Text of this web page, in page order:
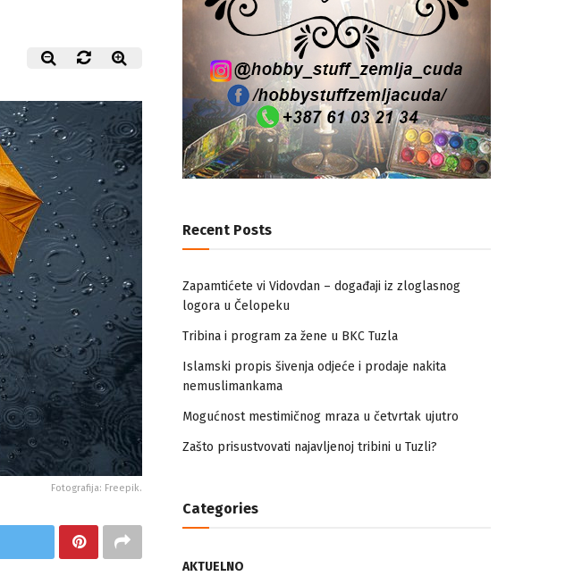
Fotografija: Freepik.
Recent Posts
Zapamtićete vi Vidovdan – događaji iz zloglasnog
logora u Čelopeku
Tribina i program za žene u BKC Tuzla
Islamski propis šivenja odjeće i prodaje nakita
nemuslimankama
Mogućnost mestimičnog mraza u četvrtak ujutro
Zašto prisustvovati najavljenoj tribini u Tuzli?
Categories
AKTUELNO